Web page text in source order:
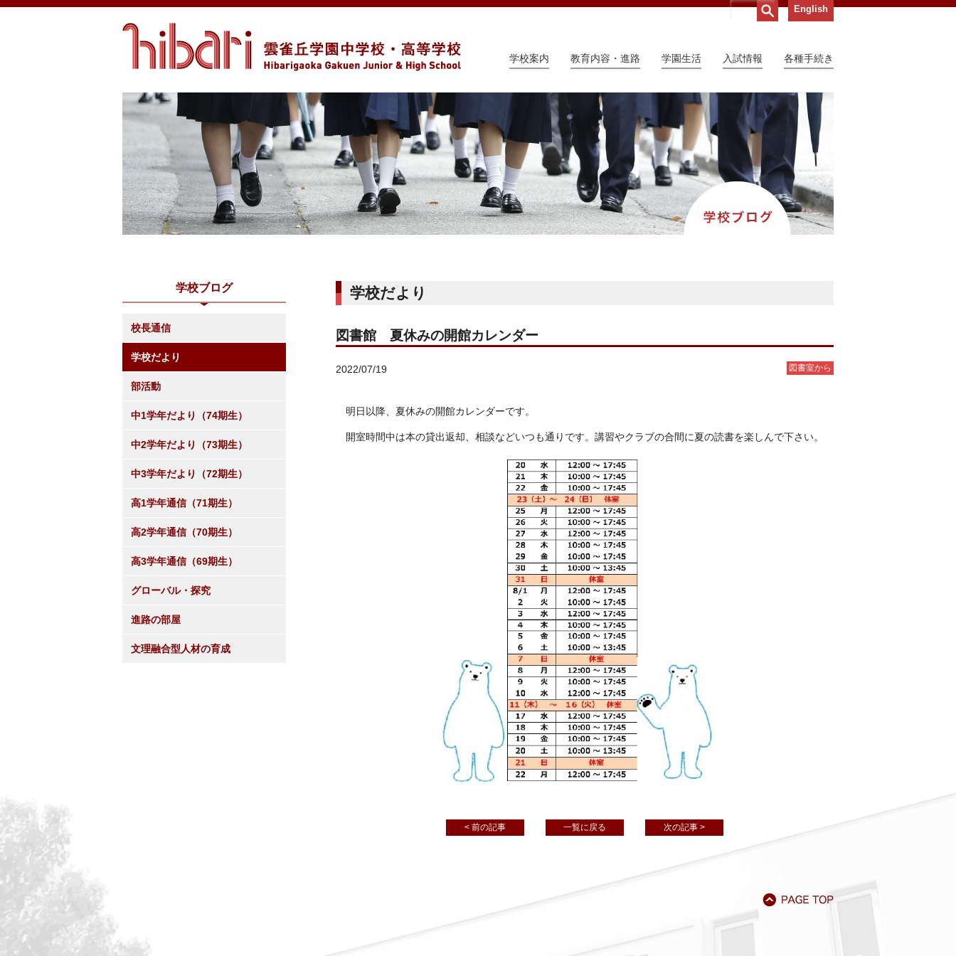
English
学校案内 教育内容・進路 学園生活 入試情報 各種手続き
学校だより
図書館 夏休みの開館カレンダー
2022/07/19 図書室から
明日以降、夏休みの開館カレンダーです。
開室時間中は本の貸出返却、相談などいつも通りです。講習やクラブの合間に夏の読書を楽しんで下さい。
< 前の記事 一覧に戻る 次の記事 >
学校ブログ
校長通信
学校だより
部活動
中1学年だより（74期生）
中2学年だより（73期生）
中3学年だより（72期生）
高1学年通信（71期生）
高2学年通信（70期生）
高3学年通信（69期生）
グローバル・探究
進路の部屋
文理融合型人材の育成